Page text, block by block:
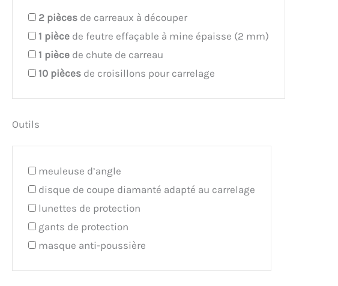
2 pièces de carreaux à découper
1 pièce de feutre effaçable à mine épaisse (2 mm)
1 pièce de chute de carreau
10 pièces de croisillons pour carrelage
Outils
meuleuse d’angle
disque de coupe diamanté adapté au carrelage
lunettes de protection
gants de protection
masque anti-poussière